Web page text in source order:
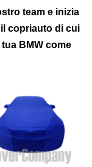
team e inizia
copriauto di cui
BMW come